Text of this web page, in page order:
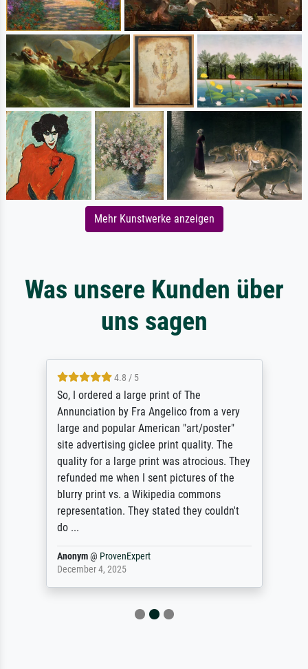
Mehr Kunstwerke anzeigen
Was unsere Kunden über
uns sagen
4.8 / 5
So, I ordered a large print of The
Annunciation by Fra Angelico from a very
large and popular American "art/poster"
site advertising giclee print quality. The
quality for a large print was atrocious. They
refunded me when I sent pictures of the
blurry print vs. a Wikipedia commons
representation. They stated they couldn't
do ...
Anonym@ ProvenExpert
December 4, 2025